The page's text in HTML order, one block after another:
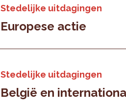
Stedelijke uitdagingen
Europese actie
Stedelijke uitdagingen
België en